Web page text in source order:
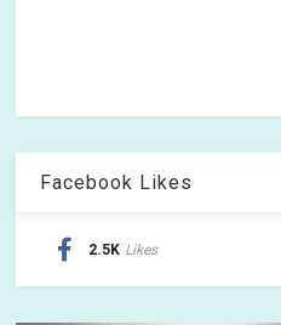
Facebook Likes
2.5K Likes